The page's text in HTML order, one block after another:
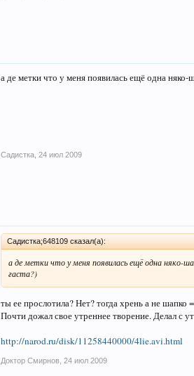
а де метки что у меня появилась ещё одна
Садистка 24 июл 2009
Садистка;648109 сказал(а):
а де метки что у меня появилась ещё одна няко-
гаста?)
ты ее прослотила? Нет? тогда хрень а не шапко
Почти дожал свое утреннее творение. Делал с
http://narod.ru/disk/11258440000/4lie.avi.html
Доктор Смирнов 24 июл 2009